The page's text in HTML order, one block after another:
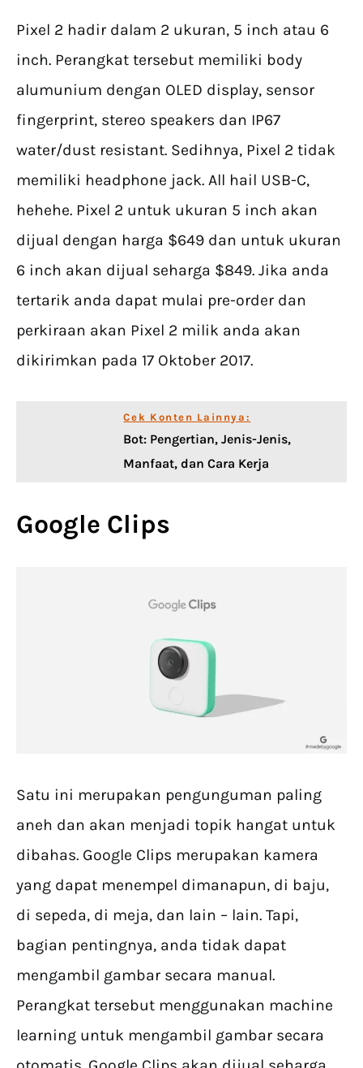
Pixel 2 hadir dalam 2 ukuran, 5 inch atau 6
inch. Perangkat tersebut memiliki body
alumunium dengan OLED display, sensor
fingerprint, stereo speakers dan IP67
water/dust resistant. Sedihnya, Pixel 2 tidak
memiliki headphone jack. All hail USB-C,
hehehe. Pixel 2 untuk ukuran 5 inch akan
dijual dengan harga $649 dan untuk ukuran
6 inch akan dijual seharga $849. Jika anda
tertarik anda dapat mulai pre-order dan
perkiraan akan Pixel 2 milik anda akan
dikirimkan pada 17 Oktober 2017.
Cek Konten Lainnya:
Bot: Pengertian, Jenis-Jenis,
Manfaat, dan Cara Kerja
Google Clips
Satu ini merupakan pengunguman paling
aneh dan akan menjadi topik hangat untuk
dibahas. Google Clips merupakan kamera
yang dapat menempel dimanapun, di baju,
di sepeda, di meja, dan lain – lain. Tapi,
bagian pentingnya, anda tidak dapat
mengambil gambar secara manual.
Perangkat tersebut menggunakan machine
learning untuk mengambil gambar secara